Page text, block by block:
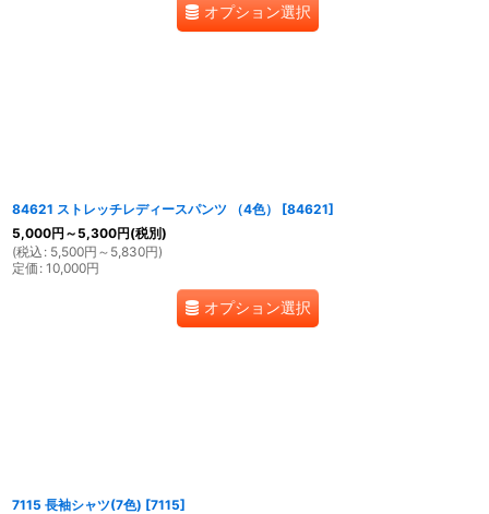
オプション選択
84621 ストレッチレディースパンツ （4色） [84621]
5,000円 ～5,300円(税別)
(税込 : 5,500円 ～5,830円)
定価 : 10,000円
オプション選択
7115 長袖シャツ(7色) [7115]